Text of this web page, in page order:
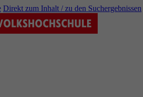
Direkt zum Inhalt / zu den Suchergebnissen